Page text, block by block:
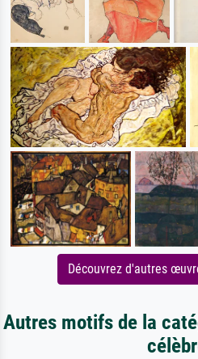
Découvrez d'autres
Autres motifs de la